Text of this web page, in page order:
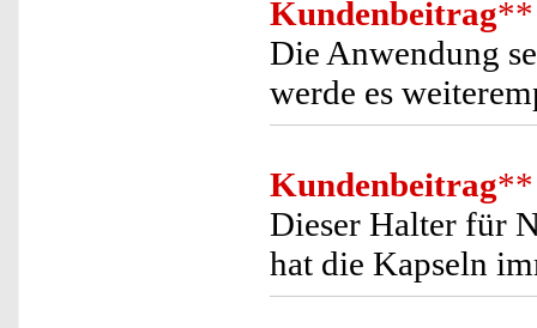
Kundenbeitrag**
Die Anwendung
werde es
Kundenbeitrag**
Dieser Halter für
hat die Kapseln